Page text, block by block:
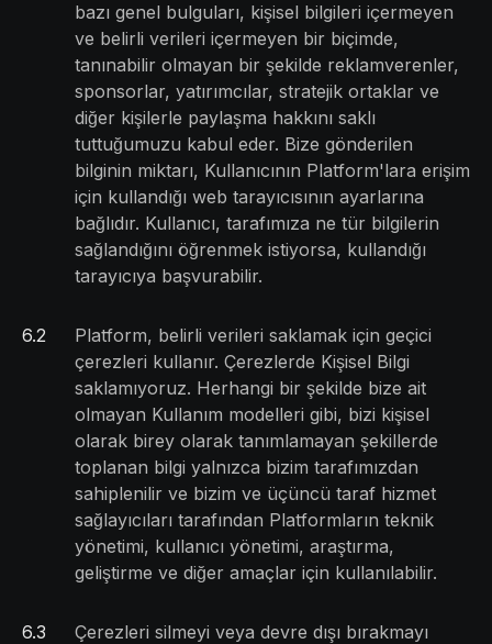
bazı genel bulguları, kişisel bilgileri içermeyen
ve belirli verileri içermeyen bir biçimde,
tanınabilir olmayan bir şekilde reklamverenler,
sponsorlar, yatırımcılar, stratejik ortaklar ve
diğer kişilerle paylaşma hakkını saklı
tuttuğumuzu kabul eder. Bize gönderilen
bilginin miktarı, Kullanıcının Platform'lara erişim
için kullandığı web tarayıcısının ayarlarına
bağlıdır. Kullanıcı, tarafımıza ne tür bilgilerin
sağlandığını öğrenmek istiyorsa, kullandığı
tarayıcıya başvurabilir.
6.2
Platform, belirli verileri saklamak için geçici
çerezleri kullanır. Çerezlerde Kişisel Bilgi
saklamıyoruz. Herhangi bir şekilde bize ait
olmayan Kullanım modelleri gibi, bizi kişisel
olarak birey olarak tanımlamayan şekillerde
toplanan bilgi yalnızca bizim tarafımızdan
sahiplenilir ve bizim ve üçüncü taraf hizmet
sağlayıcıları tarafından Platformların teknik
yönetimi, kullanıcı yönetimi, araştırma,
geliştirme ve diğer amaçlar için kullanılabilir.
6.3
Çerezleri silmeyi veya devre dışı bırakmayı